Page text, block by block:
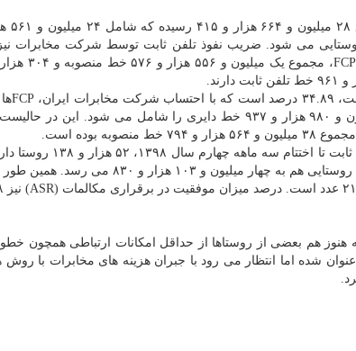
و ۴۰۰ خط منصوبه و ۲۸ میلیون و ۹۸۰ هزار و ۹۳۷ خط دایری را
هنوز هم بعضی از روستاها از حداقل امکانات ارتباطی همچون
شده اما انتظار می رود با جبران هزینه های مخابرات با روش